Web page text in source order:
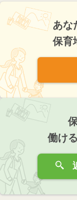
あな
保育
働け